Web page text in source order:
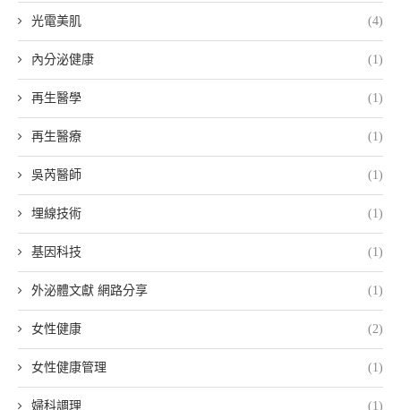
光電美肌 (4)
內分泌健康 (1)
再生醫學 (1)
再生醫療 (1)
吳芮醫師 (1)
埋線技術 (1)
基因科技 (1)
外泌體文獻 網路分享 (1)
女性健康 (2)
女性健康管理 (1)
婦科調理 (1)